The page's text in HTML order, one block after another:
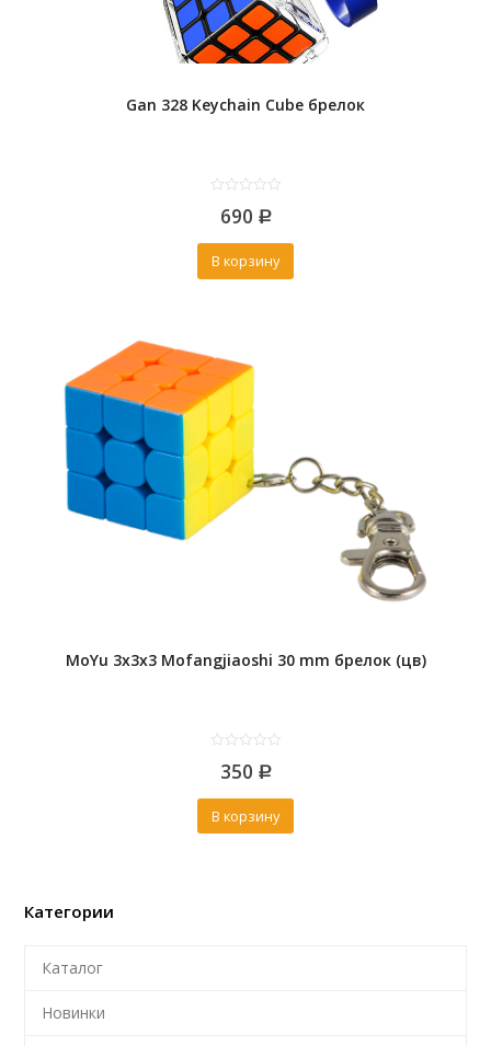
Gan 328 Keychain Cube брелок
out
5
690 Р
В корзину
MoYu 3x3x3 Mofangjiaoshi 30 mm брелок (цв)
out
5
350 Р
В корзину
Категории
Каталог
Новинки